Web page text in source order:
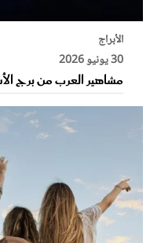
الأبراج
30 يونيو 2026
مشاهير العرب من برج